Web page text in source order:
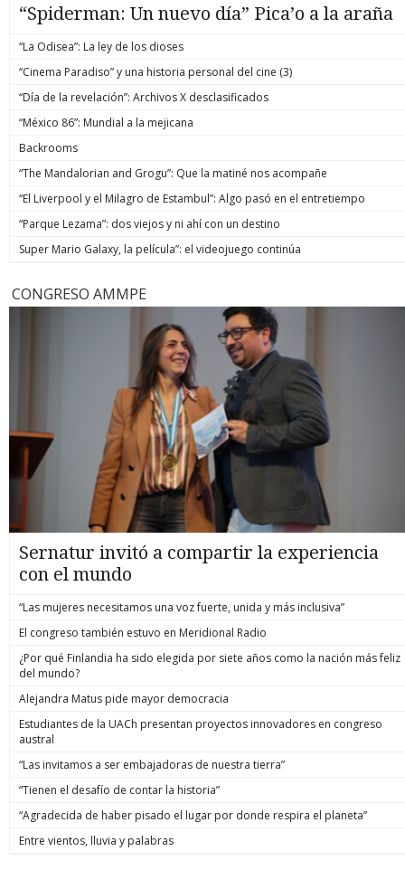
“Spiderman: Un nuevo día” Pica’o a la araña
“La Odisea”: La ley de los dioses
“Cinema Paradiso” y una historia personal del cine (3)
“Día de la revelación”: Archivos X desclasificados
“México 86”: Mundial a la mejicana
Backrooms
“The Mandalorian and Grogu”: Que la matiné nos acompañe
“El Liverpool y el Milagro de Estambul”: Algo pasó en el entretiempo
“Parque Lezama”: dos viejos y ni ahí con un destino
Super Mario Galaxy, la película”: el videojuego continúa
CONGRESO AMMPE
Sernatur invitó a compartir la experiencia
con el mundo
“Las mujeres necesitamos una voz fuerte, unida y más inclusiva”
El congreso también estuvo en Meridional Radio
¿Por qué Finlandia ha sido elegida por siete años como la nación más feliz
del mundo?
Alejandra Matus pide mayor democracia
Estudiantes de la UACh presentan proyectos innovadores en congreso
austral
“Las invitamos a ser embajadoras de nuestra tierra”
“Tienen el desafío de contar la historia”
“Agradecida de haber pisado el lugar por donde respira el planeta”
Entre vientos, lluvia y palabras